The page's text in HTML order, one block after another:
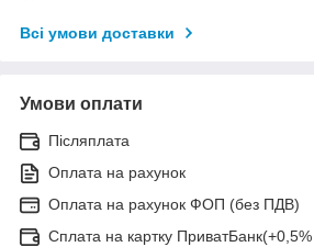
Всі умови доставки
Умови оплати
Післяплата
Оплата на рахунок
Оплата на рахунок ФОП (без ПДВ)
Сплата на картку ПриватБанк(+0,5%